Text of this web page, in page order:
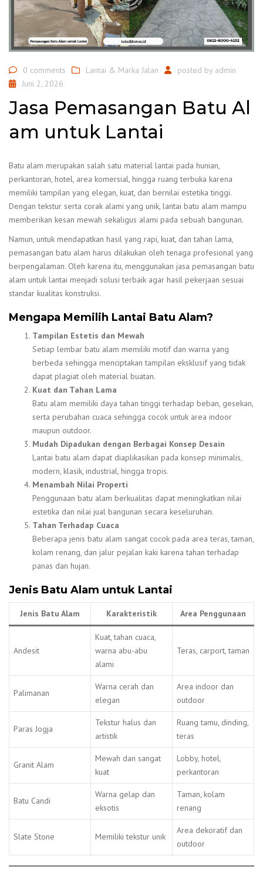
0 comments Lantai & Marka Jalan posted by admin
Juni 2, 2026
Jasa Pemasangan Batu Al
am untuk Lantai
Batu alam merupakan salah satu material lantai pada hunian,
perkantoran, hotel, area komersial, hingga ruang terbuka karena
memiliki tampilan yang elegan, kuat, dan bernilai estetika tinggi.
Dengan tekstur serta corak alami yang unik, lantai batu alam mampu
memberikan kesan mewah sekaligus alami pada sebuah bangunan.
Namun, untuk mendapatkan hasil yang rapi, kuat, dan tahan lama,
pemasangan batu alam harus dilakukan oleh tenaga profesional yang
berpengalaman. Oleh karena itu, menggunakan jasa pemasangan batu
alam untuk lantai menjadi solusi terbaik agar hasil pekerjaan sesuai
standar kualitas konstruksi.
Mengapa Memilih Lantai Batu Alam?
Tampilan Estetis dan Mewah
Setiap lembar batu alam memiliki motif dan warna yang
berbeda sehingga menciptakan tampilan eksklusif yang tidak
dapat plagiat oleh material buatan.
Kuat dan Tahan Lama
Batu alam memiliki daya tahan tinggi terhadap beban, gesekan,
serta perubahan cuaca sehingga cocok untuk area indoor
maupun outdoor.
Mudah Dipadukan dengan Berbagai Konsep Desain
Lantai batu alam dapat diaplikasikan pada konsep minimalis,
modern, klasik, industrial, hingga tropis.
Menambah Nilai Properti
Penggunaan batu alam berkualitas dapat meningkatkan nilai
estetika dan nilai jual bangunan secara keseluruhan.
Tahan Terhadap Cuaca
Beberapa jenis batu alam sangat cocok pada area teras, taman,
kolam renang, dan jalur pejalan kaki karena tahan terhadap
panas dan hujan.
Jenis Batu Alam untuk Lantai
Jenis Batu Alam Karakteristik Area Penggunaan
Andesit
Kuat, tahan cuaca,
warna abu-abu
alami
Teras, carport, taman
Palimanan
Warna cerah dan
elegan
Area indoor dan
outdoor
Paras Jogja
Tekstur halus dan
artistik
Ruang tamu, dinding,
teras
Granit Alam
Mewah dan sangat
kuat
Lobby, hotel,
perkantoran
Batu Candi
Warna gelap dan
eksotis
Taman, kolam
renang
Slate Stone Memiliki tekstur unik
Area dekoratif dan
outdoor